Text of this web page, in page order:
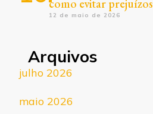
como evitar prejuízos
12 de maio de 2026
Arquivos
julho 2026
maio 2026